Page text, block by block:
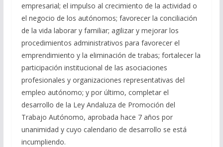
empresarial; el impulso al crecimiento de la actividad o
el negocio de los autónomos; favorecer la conciliación
de la vida laborar y familiar; agilizar y mejorar los
procedimientos administrativos para favorecer el
emprendimiento y la eliminación de trabas; fortalecer la
participación institucional de las asociaciones
profesionales y organizaciones representativas del
empleo autónomo; y por último, completar el
desarrollo de la Ley Andaluza de Promoción del
Trabajo Autónomo, aprobada hace 7 años por
unanimidad y cuyo calendario de desarrollo se está
incumpliendo.